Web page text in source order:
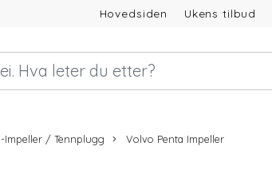
Hovedsiden Ukens tilbud
-Impeller / Tennplugg Volvo Penta Impeller